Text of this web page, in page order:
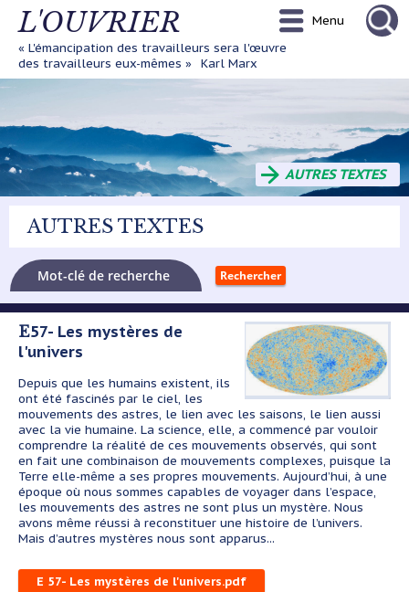
Aller
principal
L'OUVRIER
« L'émancipation des travailleurs sera l'œuvre
des travailleurs eux-mêmes »
Karl Marx
Menu
AUTRES TEXTES
AUTRES TEXTES
E57- Les mystères de
l'univers
Depuis que les humains existent, ils
ont été fascinés par le ciel, les
mouvements des astres, le lien avec les saisons, le lien aussi
avec la vie humaine. La science, elle, a commencé par vouloir
comprendre la réalité de ces mouvements observés, qui sont
en fait une combinaison de mouvements complexes, puisque la
Terre elle-même a ses propres mouvements. Aujourd’hui, à une
époque où nous sommes capables de voyager dans l’espace,
les mouvements des astres ne sont plus un mystère. Nous
avons même réussi à reconstituer une histoire de l’univers.
Mais d’autres mystères nous sont apparus...
E 57- Les mystères de l'univers.pdf